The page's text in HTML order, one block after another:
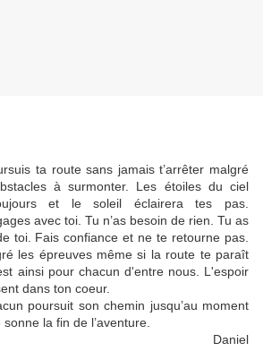
ta route sans jamais t’arrêter malgré
à surmonter. Les étoiles du ciel
et le soleil éclairera tes pas.
avec toi. Tu n’as besoin de rien. Tu as
toi. Fais confiance et ne te retourne pas.
les épreuves même si la route te paraît
ainsi pour chacun d'entre nous. L'espoir
dans ton coeur.
poursuit son chemin jusqu’au moment
la fin de l’aventure.
Daniel